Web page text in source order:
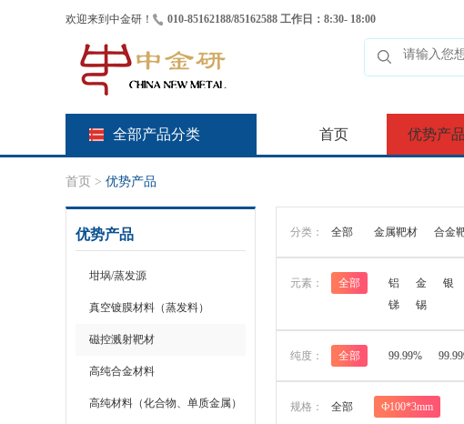
欢迎来到中金研！ 010-85162188/85162588 工作日：8:30- 18:00
全部产品分类 首页 优势产品
首页 > 优势产品
优势产品
坩埚/蒸发源
真空镀膜材料（蒸发料）
磁控溅射靶材
高纯合金材料
高纯材料（化合物、单质金属）
分类： 全部 金属靶材 合金
元素： 全部 铝 金 银
锑
锡
纯度： 全部 99.99%
规格： 全部 Ф100*3mm